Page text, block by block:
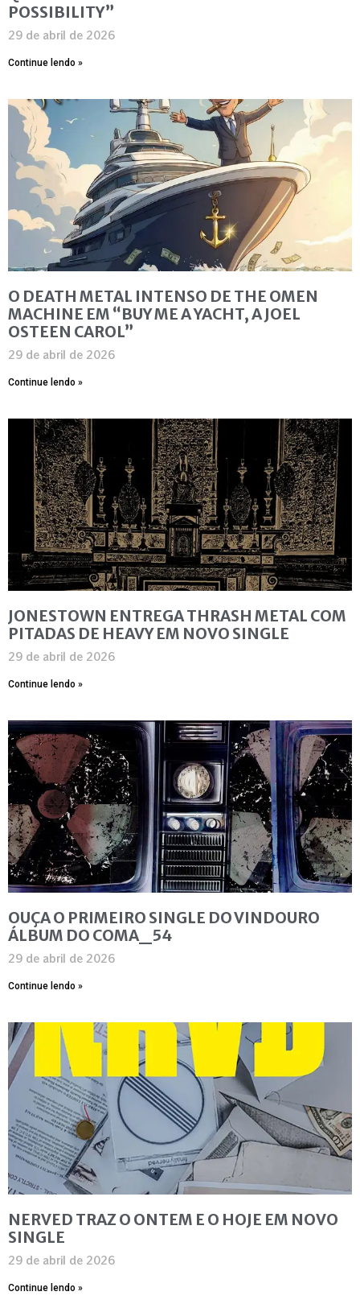
POSSIBILITY”
29 de abril de 2026
Continue lendo »
O DEATH METAL INTENSO DE THE OMEN
MACHINE EM “BUY ME A YACHT, A JOEL
OSTEEN CAROL”
29 de abril de 2026
Continue lendo »
JONESTOWN ENTREGA THRASH METAL COM
PITADAS DE HEAVY EM NOVO SINGLE
29 de abril de 2026
Continue lendo »
OUÇA O PRIMEIRO SINGLE DO VINDOURO
ÁLBUM DO COMA_54
29 de abril de 2026
Continue lendo »
NERVED TRAZ O ONTEM E O HOJE EM NOVO
SINGLE
29 de abril de 2026
Continue lendo »